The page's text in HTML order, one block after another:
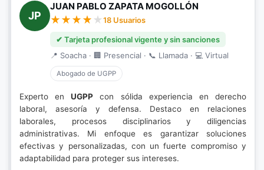
JP
JUAN PABLO ZAPATA MOGOLLÓN
18 Usuarios
✔ Tarjeta profesional vigente y sin sanciones
📍 Soacha · 🏢 Presencial · 📞 Llamada · 💻 Virtual
Abogado de UGPP
Experto enUGPP con sólida experiencia en derecho
laboral, asesoría y defensa. Destaco en relaciones
laborales, procesos disciplinarios y diligencias
administrativas. Mi enfoque es garantizar soluciones
efectivas y personalizadas, con un fuerte compromiso y
adaptabilidad para proteger sus intereses.